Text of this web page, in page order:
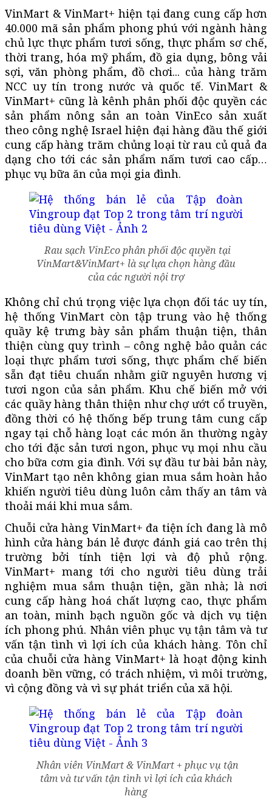
VinMart & VinMart+ hiện tại đang cung cấp hơn
40.000 mã sản phẩm phong phú với ngành hàng
chủ lực thực phẩm tươi sống, thực phẩm sơ chế,
thời trang, hóa mỹ phẩm, đồ gia dụng, bông vải
sợi, văn phòng phẩm, đồ chơi... của hàng trăm
NCC uy tín trong nước và quốc tế. VinMart &
VinMart+ cũng là kênh phân phối độc quyền các
sản phẩm nông sản an toàn VinEco sản xuất
theo công nghệ Israel hiện đại hàng đầu thế giới
cung cấp hàng trăm chủng loại từ rau củ quả đa
dạng cho tới các sản phẩm nấm tươi cao cấp…
phục vụ bữa ăn của mọi gia đình.
Rau sạch VinEco phân phối độc quyền tại
VinMart&VinMart+ là sự lựa chọn hàng đầu
của các người nội trợ
Không chỉ chú trọng việc lựa chọn đối tác uy tín,
hệ thống VinMart còn tập trung vào hệ thống
quầy kệ trưng bày sản phẩm thuận tiện, thân
thiện cùng quy trình – công nghệ bảo quản các
loại thực phẩm tươi sống, thực phẩm chế biến
sẵn đạt tiêu chuẩn nhằm giữ nguyên hương vị
tươi ngon của sản phẩm. Khu chế biến mở với
các quầy hàng thân thiện như chợ ướt cổ truyền,
đồng thời có hệ thống bếp trung tâm cung cấp
ngay tại chỗ hàng loạt các món ăn thường ngày
cho tới đặc sản tươi ngon, phục vụ mọi nhu cầu
cho bữa cơm gia đình. Với sự đầu tư bài bản này,
VinMart tạo nên không gian mua sắm hoàn hảo
khiến người tiêu dùng luôn cảm thấy an tâm và
thoải mái khi mua sắm.
Chuỗi cửa hàng VinMart+ đa tiện ích đang là mô
hình cửa hàng bán lẻ được đánh giá cao trên thị
trường bởi tính tiện lợi và độ phủ rộng.
VinMart+ mang tới cho người tiêu dùng trải
nghiệm mua sắm thuận tiện, gần nhà; là nơi
cung cấp hàng hoá chất lượng cao, thực phẩm
an toàn, minh bạch nguồn gốc và dịch vụ tiện
ích phong phú. Nhân viên phục vụ tận tâm và tư
vấn tận tình vì lợi ích của khách hàng. Tôn chỉ
của chuỗi cửa hàng VinMart+ là hoạt động kinh
doanh bền vững, có trách nhiệm, vì môi trường,
vì cộng đồng và vì sự phát triển của xã hội.
Nhân viên VinMart & VinMart + phục vụ tận
tâm và tư vấn tận tình vì lợi ích của khách
hàng